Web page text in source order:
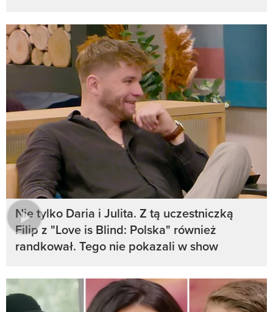
Nie tylko Daria i Julita. Z tą uczestniczką
Filip z "Love is Blind: Polska" również
randkował. Tego nie pokazali w show